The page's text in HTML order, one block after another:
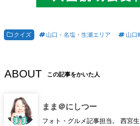
クイズ 山口・名塩・生瀬エリア 山口
ABOUT この記事をかいた人
まま＠にしつー
フォト・グルメ記事担当。 西宮